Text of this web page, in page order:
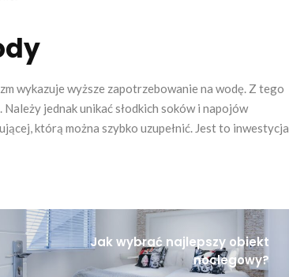
wykazuje wyższe zapotrzebowanie na wodę. Z tego
jednak unikać słodkich soków i napojów
którą można szybko uzupełnić. Jest to inwestycja
Jak wybrać najlepszy obiekt
noclegowy?